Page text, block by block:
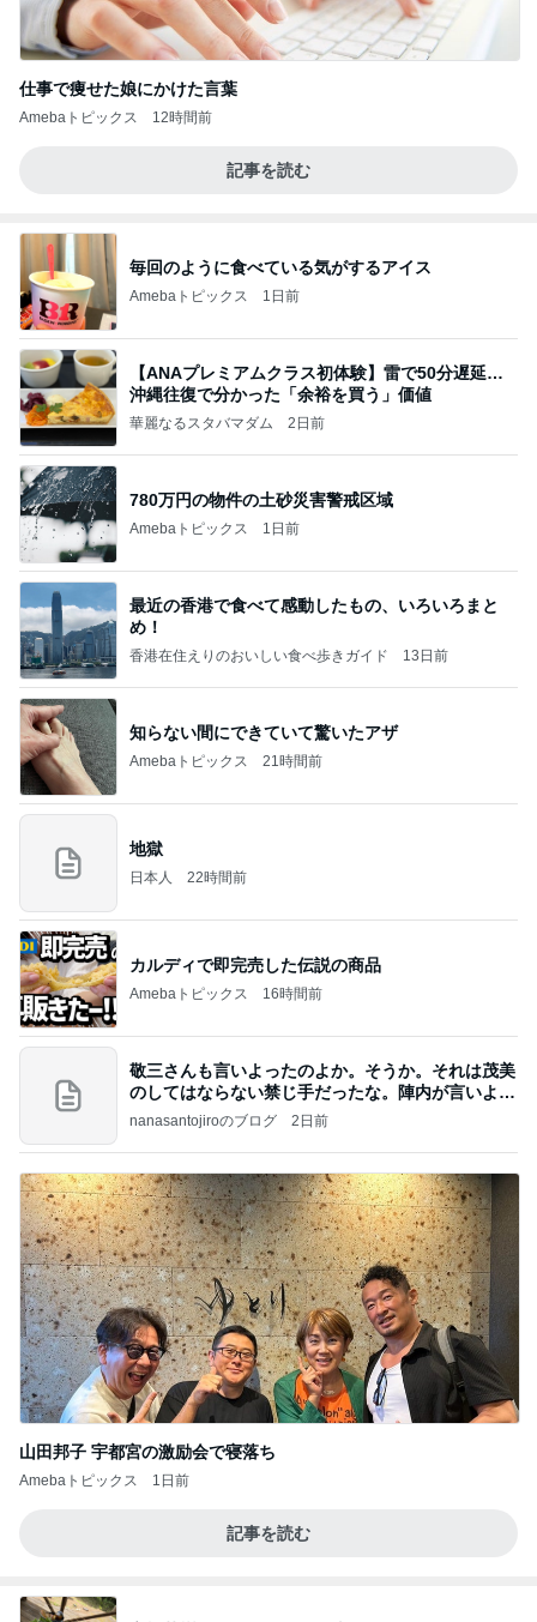
仕事で痩せた娘にかけた言葉
Amebaトピックス 12時間前
記事を読む
毎回のように食べている気がするアイス
Amebaトピックス 1日前
【ANAプレミアムクラス初体験】雷で50分遅延…
沖縄往復で分かった「余裕を買う」価値
華麗なるスタバマダム 2日前
780万円の物件の土砂災害警戒区域
Amebaトピックス 1日前
最近の香港で食べて感動したもの、いろいろまと
め！
香港在住えりのおいしい食べ歩きガイド 13日前
知らない間にできていて驚いたアザ
Amebaトピックス 21時間前
地獄
日本人 22時間前
カルディで即完売した伝説の商品
Amebaトピックス 16時間前
敬三さんも言いよったのよか。そうか。それは茂美
のしてはならない禁じ手だったな。陣内が言いよる
のよ
nanasantojiroのブログ 2日前
山田邦子 宇都宮の激励会で寝落ち
Amebaトピックス 1日前
記事を読む